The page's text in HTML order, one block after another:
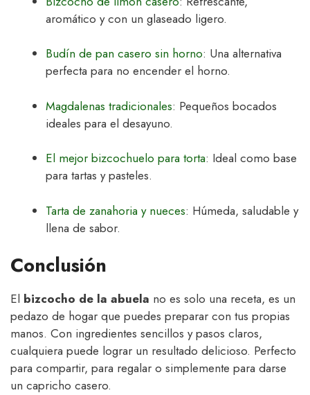
aromático y con un glaseado ligero.
Budín de pan casero sin horno: Una alternativa
perfecta para no encender el horno.
Magdalenas tradicionales: Pequeños bocados
ideales para el desayuno.
El mejor bizcochuelo para torta: Ideal como base
para tartas y pasteles.
Tarta de zanahoria y nueces: Húmeda, saludable y
llena de sabor.
Conclusión
El bizcocho de la abuela no es solo una receta, es un
pedazo de hogar que puedes preparar con tus propias
manos. Con ingredientes sencillos y pasos claros,
cualquiera puede lograr un resultado delicioso. Perfecto
para compartir, para regalar o simplemente para darse
un capricho casero.